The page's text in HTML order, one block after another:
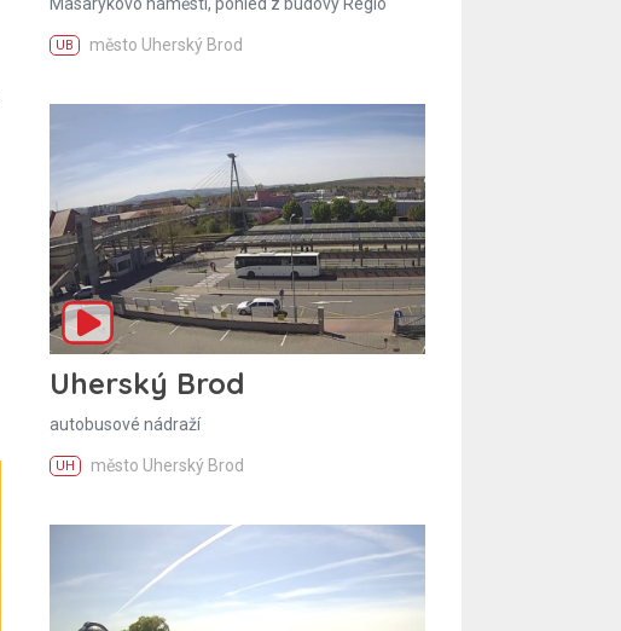
UB město Uherský Brod
Uherský Brod
autobusové nádraží
UH město Uherský Brod